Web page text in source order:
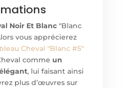
Noir Et Blanc"Blanc
vous apprécierez
Cheval "Blanc #5"
comme un
, lui faisant ainsi
plus d’œuvres sur